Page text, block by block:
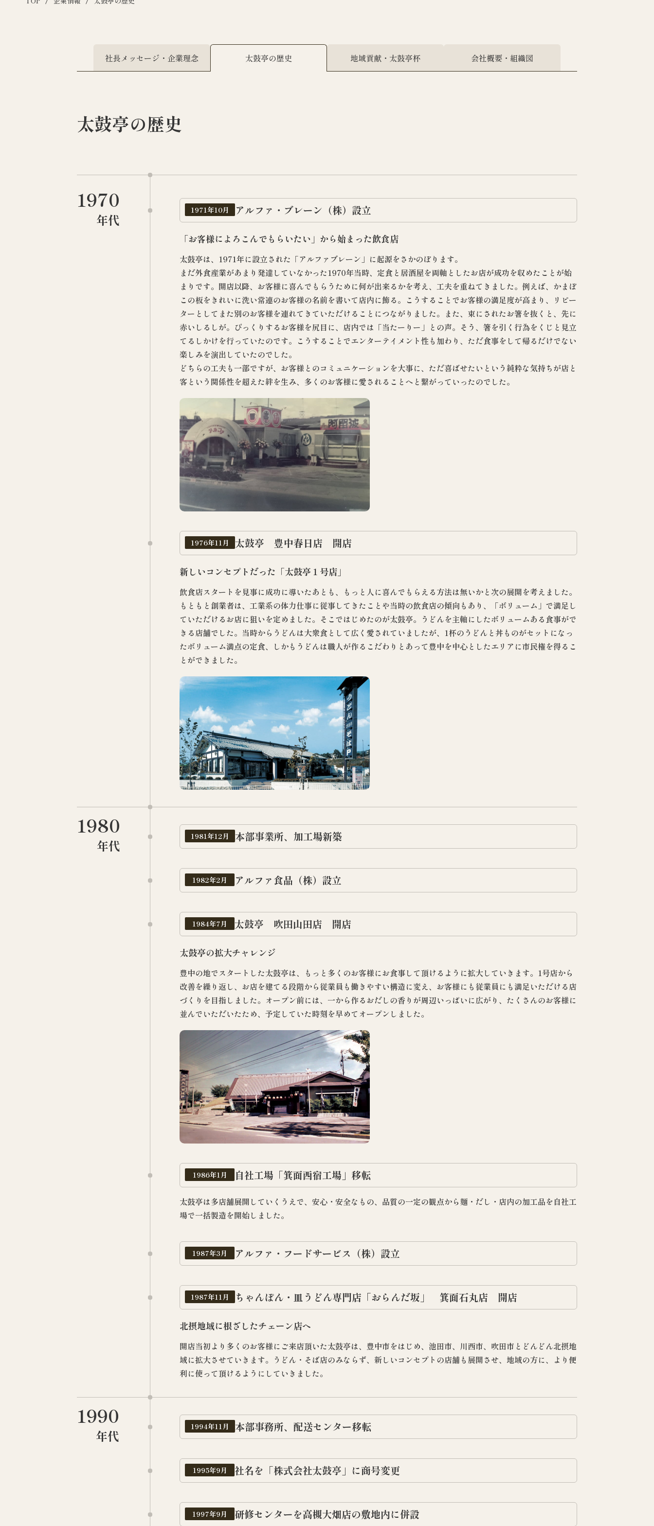
社長メッセージ・企業理念 太鼓亭の歴史 地域貢献・太鼓亭杯 会社概要・組織図
太鼓亭の歴史
1970
年代
1971年10月 アルファ・ブレーン（株）設立
「お客様によろこんでもらいたい」から始まった飲食店
太鼓亭は、1971年に設立された「アルファブレーン」に起源をさかのぼります。
まだ外食産業があまり発達していなかった1970年当時、定食と居酒屋を両軸としたお店が成功を収めたことが始
まりです。開店以降、お客様に喜んでもらうために何が出来るかを考え、工夫を重ねてきました。例えば、かまぼ
この板をきれいに洗い常連のお客様の名前を書いて店内に飾る。こうすることでお客様の満足度が高まり、リピー
ターとしてまた別のお客様を連れてきていただけることにつながりました。また、束にされたお箸を抜くと、先に
赤いしるしが。びっくりするお客様を尻目に、店内では「当たーりー」との声。そう、箸を引く行為をくじと見立
てるしかけを行っていたのです。こうすることでエンターテイメント性も加わり、ただ食事をして帰るだけでない
楽しみを演出していたのでした。
どちらの工夫も一部ですが、お客様とのコミュニケーションを大事に、ただ喜ばせたいという純粋な気持ちが店と
客という関係性を超えた絆を生み、多くのお客様に愛されることへと繋がっていったのでした。​
1976年11月 太鼓亭 豊中春日店 開店
新しいコンセプトだった「太鼓亭１号店」
飲食店スタートを見事に成功に導いたあとも、もっと人に喜んでもらえる方法は無いかと次の展開を考えました。
もともと創業者は、工業系の体力仕事に従事してきたことや当時の飲食店の傾向もあり、「ボリューム」で満足し
ていただけるお店に狙いを定めました。そこではじめたのが太鼓亭。うどんを主軸にしたボリュームある食事がで
きる店舗でした。当時からうどんは大衆食として広く愛されていましたが、1杯のうどんと丼ものがセットになっ
たボリューム満点の定食、しかもうどんは職人が作るこだわりとあって豊中を中心としたエリアに市民権を得るこ
とができました。
1980
年代
1981年12月 本部事業所、加工場新築
1982年2月 アルファ食品（株）設立
1984年7月 太鼓亭 吹田山田店 開店
太鼓亭の拡大チャレンジ
豊中の地でスタートした太鼓亭は、もっと多くのお客様にお食事して頂けるように拡大していきます。1号店から
改善を繰り返し、お店を建てる段階から従業員も働きやすい構造に変え、お客様にも従業員にも満足いただける店
づくりを目指しました。オープン前には、一から作るおだしの香りが周辺いっぱいに広がり、たくさんのお客様に
並んでいただいたため、予定していた時刻を早めてオープンしました。
1986年1月 自社工場「箕面西宿工場」移転
太鼓亭は多店舗展開していくうえで、安心・安全なもの、品質の一定の観点から麺・だし・店内の加工品を自社工
場で一括製造を開始しました。
1987年3月 アルファ・フードサービス（株）設立
1987年11月 ちゃんぽん・皿うどん専門店「おらんだ坂」 箕面石丸店 開店
北摂地域に根ざしたチェーン店へ
開店当初より多くのお客様にご来店頂いた太鼓亭は、豊中市をはじめ、池田市、川西市、吹田市とどんどん北摂地
域に拡大させていきます。うどん・そば店のみならず、新しいコンセプトの店舗も展開させ、地域の方に、より便
利に使って頂けるようにしていきました。
1990
年代
1994年11月 本部事務所、配送センター移転
1995年9月 社名を「株式会社太鼓亭」に商号変更
1997年9月 研修センターを高槻大畑店の敷地内に併設